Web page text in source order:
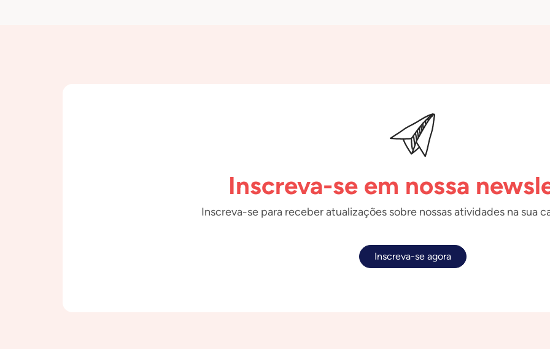
Inscreva-se em nossa
Inscreva-se para receber atualizações sobre nossas atividades na sua
Inscreva-se agora